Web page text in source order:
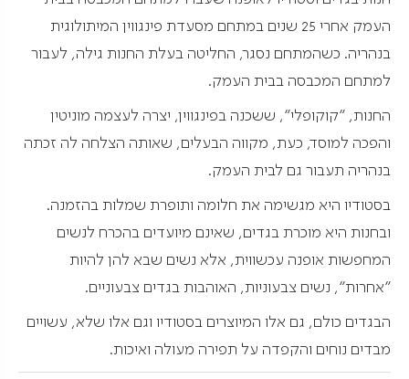
העמק אחרי 25 שנים במתחם מסעדת פינגווין המיתולוגית
בנהריה. כשהמתחם נסגר, החליטה בעלת החנות גילה, לעבור
למתחם המכבסה בבית העמק.
החנות, "קוקופלי", ששכנה בפינגווין, יצרה לעצמה מוניטין
והפכה למוסד, כעת, מקווה הבעלים, שאותה הצלחה לה זכתה
בנהריה תעבור גם לבית העמק.
בסטודיו היא מגשימה את חלומה ותופרת שמלות בהזמנה.
ובחנות היא מוכרת בגדים, שאינם מיועדים בהכרח לנשים
המחפשות אופנה עכשווית, אלא נשים שבא להן להיות
"אחרות", נשים צבעוניות, האוהבות בגדים צבעוניים.
הבגדים כולם, גם אלו המיוצרים בסטודיו וגם אלו שלא, עשויים
מבדים נוחים והקפדה על תפירה מעולה ואיכות.